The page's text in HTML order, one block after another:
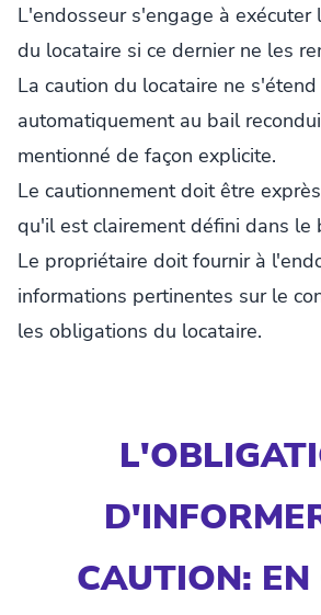
L'endosseur s'engage à exécuter
du locataire si ce dernier ne les
La caution du locataire ne
automatiquement au bail
mentionné de façon explicite.
Le cautionnement doit être
qu'il est clairement défini dans le
Le propriétaire doit fournir à
informations pertinentes sur le
les obligations du locataire.
CAUTION: EN